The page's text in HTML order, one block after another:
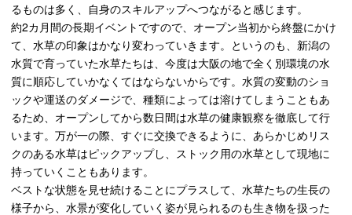
るものは多く、自身のスキルアップへつながると感じます。
約2カ月間の長期イベントですので、オープン当初から終盤にかけ
て、水草の印象はかなり変わっていきます。というのも、新潟の
水質で育っていた水草たちは、今度は大阪の地で全く別環境の水
質に順応していかなくてはならないからです。水質の変動のショ
ックや運送のダメージで、種類によっては溶けてしまうこともあ
るため、オープンしてから数日間は水草の健康観察を徹底して行
います。万が一の際、すぐに交換できるように、あらかじめリス
クのある水草はピックアップし、ストック用の水草として現地に
持っていくこともあります。
ベストな状態を見せ続けることにプラスして、水草たちの生長の
様子から、水景が変化していく姿が見られるのも生き物を扱った